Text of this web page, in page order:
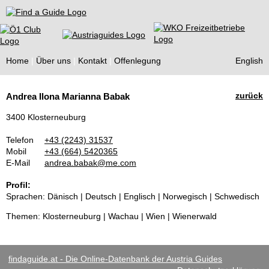
Find a Guide
Home Über uns Kontakt Offenlegung English
Guides
zurück
Andrea Ilona Marianna Babak
3400 Klosterneuburg
Telefon
+43 (2243) 31537
Mobil
+43 (664) 5420365
E-Mail
andrea.babak@me.com
Profil:
Sprachen: Dänisch | Deutsch | Englisch | Norwegisch | Schwedisch
Themen: Klosterneuburg | Wachau | Wien | Wienerwald
findaguide.at - Die Online-Datenbank der Austria Guides